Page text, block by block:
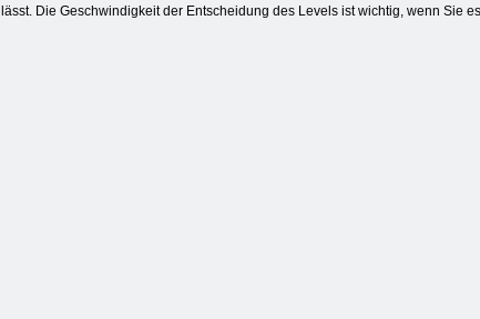
Küche Mahjong
lässt. Die Geschwindigkeit der Entscheidung des Levels ist wichtig, wenn Sie